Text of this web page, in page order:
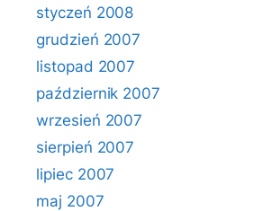
styczeń 2008
grudzień 2007
listopad 2007
październik 2007
wrzesień 2007
sierpień 2007
lipiec 2007
maj 2007